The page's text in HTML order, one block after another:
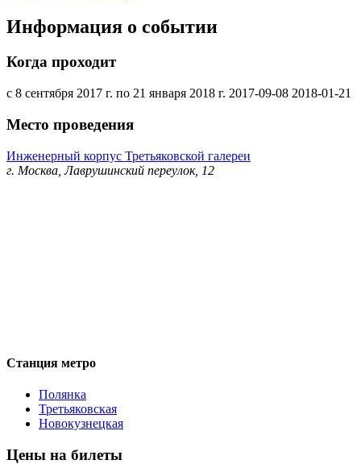
Информация о событии
Когда проходит
с 8 сентября 2017 г. по 21 января 2018 г. 2017-09-08 2018-01-21
Место проведения
Инженерный корпус Третьяковской галереи
г. Москва, Лаврушинский переулок, 12
Станция метро
Полянка
Третьяковская
Новокузнецкая
Цены на билеты